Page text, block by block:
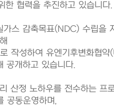
한 협력을 추진하고 있습니다.
스 감축목표(NDC) 수립을
작성하여 유엔기후변화협
공개하고 있습니다.
산정 노하우를 전수하는 프
공동운영하며,